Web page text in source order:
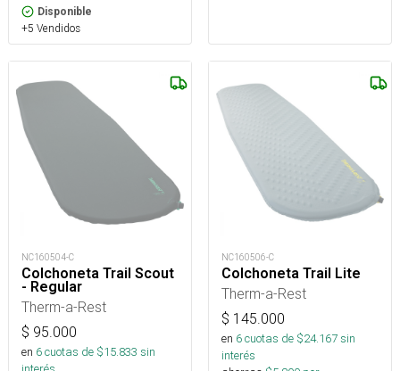
Disponible
+5 Vendidos
NC160504-C
Colchoneta Trail Scout
- Regular
Therm-a-Rest
$ 95.000
en 6cuotas de $15.833 sin
NC160506-C
Colchoneta Trail Lite
Therm-a-Rest
$ 145.000
en 6cuotas de $24.167sin
interés